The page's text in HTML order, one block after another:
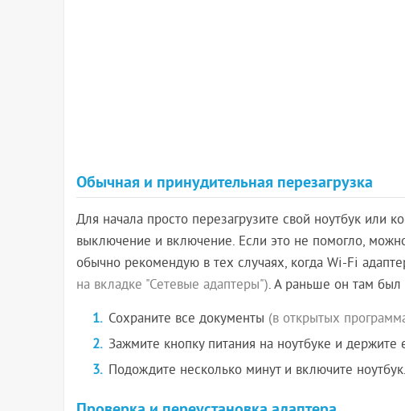
Обычная и принудительная перезагрузка
Для начала просто перезагрузите свой ноутбук или
выключение и включение. Если это не помогло,
обычно рекомендую в тех случаях, когда Wi-Fi
на вкладке "Сетевые адаптеры"). А раньше он там был
Сохраните все документы (в открытых
Зажмите кнопку питания на ноутбуке и
Подождите несколько минут и включите ноутбук.